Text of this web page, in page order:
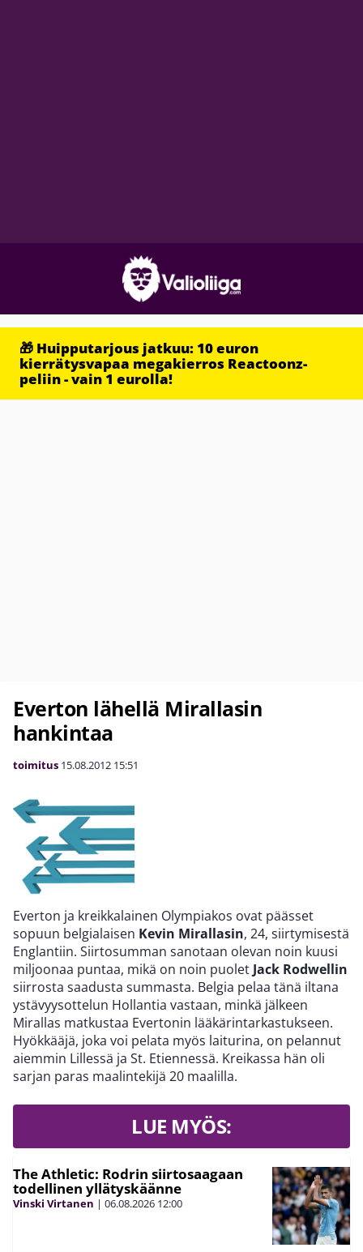
🎁 Huipputarjous jatkuu: 10 euron
kierrätysvapaa megakierros Reactoonz-
peliin - vain 1 eurolla!
Everton lähellä Mirallasin
hankintaa
toimitus 15.08.2012 15:51
Everton ja kreikkalainen Olympiakos ovat päässet
sopuun belgialaisen Kevin Mirallasin, 24, siirtymisestä
Englantiin. Siirtosumman sanotaan olevan noin kuusi
miljoonaa puntaa, mikä on noin puolet Jack Rodwellin
siirrosta saadusta summasta. Belgia pelaa tänä iltana
ystävyysottelun Hollantia vastaan, minkä jälkeen
Mirallas matkustaa Evertonin lääkärintarkastukseen.
Hyökkääjä, joka voi pelata myös laiturina, on pelannut
aiemmin Lillessä ja St. Etiennessä. Kreikassa hän oli
sarjan paras maalintekijä 20 maalilla.
LUE MYÖS:
The Athletic: Rodrin siirtosaagaan
todellinen yllätyskäänne
Vinski Virtanen | 06.08.2026 12:00